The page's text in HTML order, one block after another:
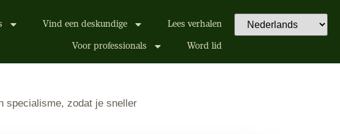
Vind een deskundige Lees verhalen
Voor professionals Word lid
specialisme, zodat je sneller